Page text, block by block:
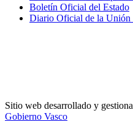
Boletín Oficial del Estado
Diario Oficial de la Unión
Sitio web desarrollado y
Gobierno Vasco